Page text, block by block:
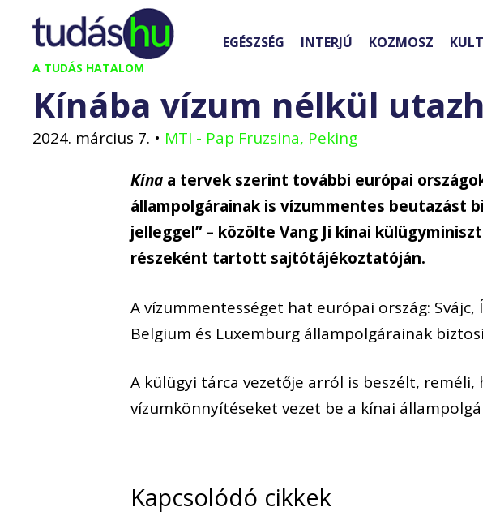
Kilépés
tartalomba
A TUDÁS HATALOM
EGÉSZSÉG INTERJÚ KOZMOSZ KULT
Kínába vízum nélkül
2024. március 7. • MTI - Pap Fruzsina, Peking
Kína a tervek szerint további európai
állampolgárainak is vízummentes beutazást
jelleggel” – közölte Vang Ji kínai
részeként tartott sajtótájékoztatóján.
A vízummentességet hat európai ország:
Belgium és Luxemburg állampolgárainak
A külügyi tárca vezetője arról is beszélt, reméli,
vízumkönnyítéseket vezet be a kínai
Kapcsolódó cikkek